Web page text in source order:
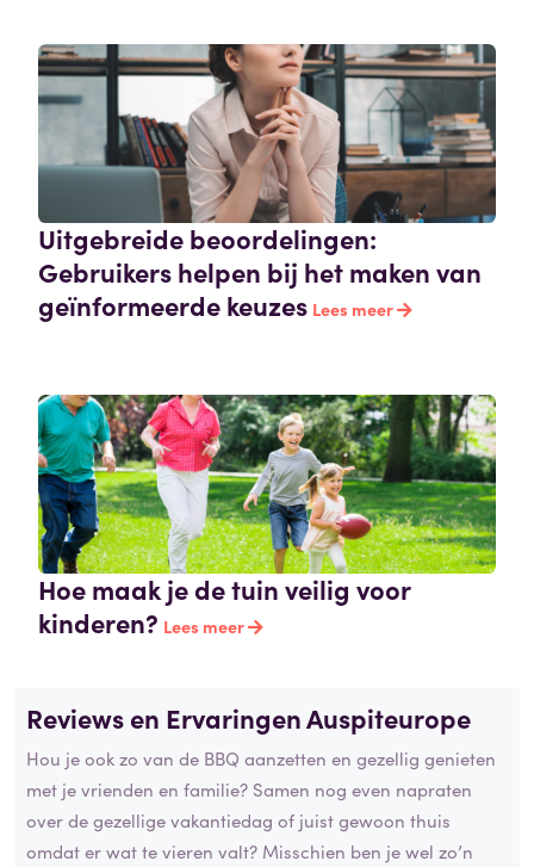
Uitgebreide beoordelingen:
Gebruikers helpen bij het maken van
geïnformeerde keuzes Lees meer
Hoe maak je de tuin veilig voor
kinderen? Lees meer
Reviews en Ervaringen Auspiteurope
Hou je ook zo van de BBQ aanzetten en gezellig genieten
met je vrienden en familie? Samen nog even napraten
over de gezellige vakantiedag of juist gewoon thuis
omdat er wat te vieren valt? Misschien ben je wel zo’n